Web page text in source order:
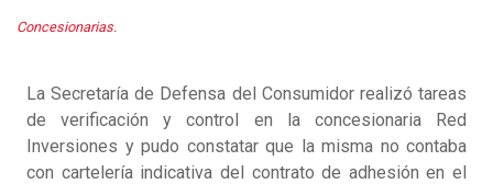
Concesionarias.
La Secretaría de Defensa del Consumidor realizó tareas
de verificación y control en la concesionaria Red
Inversiones y pudo constatar que la misma no contaba
con cartelería indicativa del contrato de adhesión en el